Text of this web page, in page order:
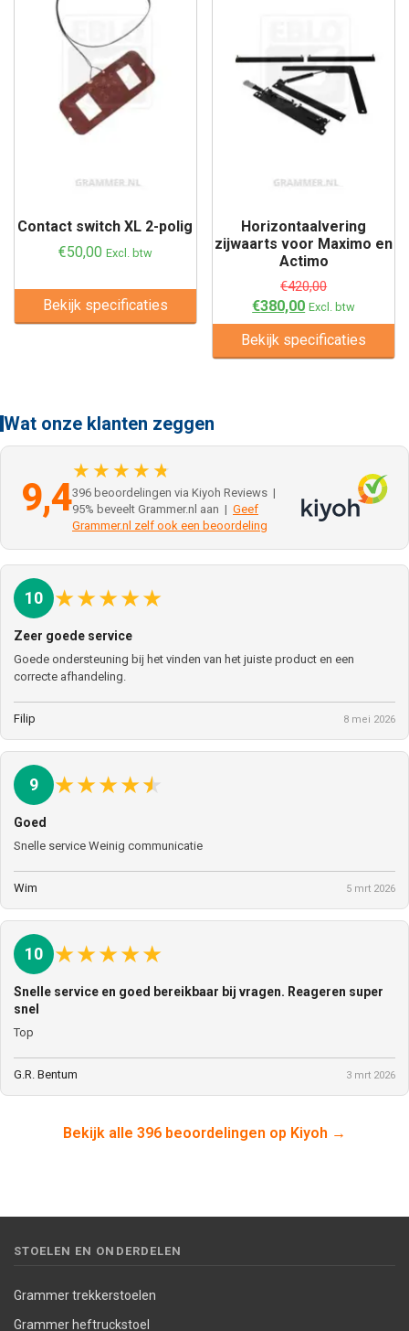
Contact switch XL 2-polig
€50,00 Excl. btw
Bekijk specificaties
Horizontaalvering
zijwaarts voor Maximo en
Actimo
€420,00
€380,00 Excl. btw
Bekijk specificaties
Wat onze klanten zeggen
9,4
★★★★★
396 beoordelingen via Kiyoh Reviews |
95% beveelt Grammer.nl aan | Geef
Grammer.nl zelf ook een beoordeling
10 ★★★★★
Zeer goede service
Goede ondersteuning bij het vinden van het juiste product en een
correcte afhandeling.
Filip 8 mei 2026
9 ★★★★★
Goed
Snelle service Weinig communicatie
Wim 5 mrt 2026
10 ★★★★★
Snelle service en goed bereikbaar bij vragen. Reageren super
snel
Top
G.R. Bentum 3 mrt 2026
Bekijk alle 396 beoordelingen op Kiyoh →
STOELEN EN ONDERDELEN
Grammer trekkerstoelen
Grammer heftruckstoel